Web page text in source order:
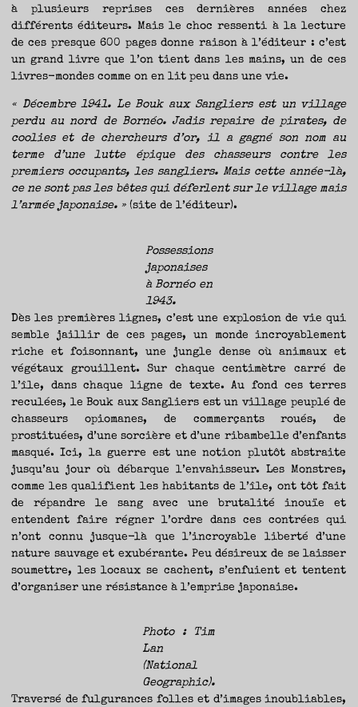
à plusieurs reprises ces dernières années chez
différents éditeurs. Mais le choc ressenti à la lecture
de ces presque 600 pages donne raison à l’éditeur : c’est
un grand livre que l’on tient dans les mains, un de ces
livres-mondes comme on en lit peu dans une vie.
« Décembre 1941. Le Bouk aux Sangliers est un village
perdu au nord de Bornéo. Jadis repaire de pirates, de
coolies et de chercheurs d’or, il a gagné son nom au
terme d’une lutte épique des chasseurs contre les
premiers occupants, les sangliers. Mais cette année-là,
ce ne sont pas les bêtes qui déferlent sur le village mais
l’armée japonaise. » (site de l’éditeur).
Possessions
japonaises
à Bornéo en
1943.
Dès les premières lignes, c’est une explosion de vie qui
semble jaillir de ces pages, un monde incroyablement
riche et foisonnant, une jungle dense où animaux et
végétaux grouillent. Sur chaque centimètre carré de
l’île, dans chaque ligne de texte. Au fond ces terres
reculées, le Bouk aux Sangliers est un village peuplé de
chasseurs opiomanes, de commerçants roués, de
prostituées, d’une sorcière et d’une ribambelle d’enfants
masqué. Ici, la guerre est une notion plutôt abstraite
jusqu’au jour où débarque l’envahisseur. Les Monstres,
comme les qualifient les habitants de l’île, ont tôt fait
de répandre le sang avec une brutalité inouïe et
entendent faire régner l’ordre dans ces contrées qui
n’ont connu jusque-là que l’incroyable liberté d’une
nature sauvage et exubérante. Peu désireux de se laisser
soumettre, les locaux se cachent, s’enfuient et tentent
d’organiser une résistance à l’emprise japonaise.
Photo : Tim
Lan
(National
Geographic).
Traversé de fulgurances folles et d’images inoubliables,